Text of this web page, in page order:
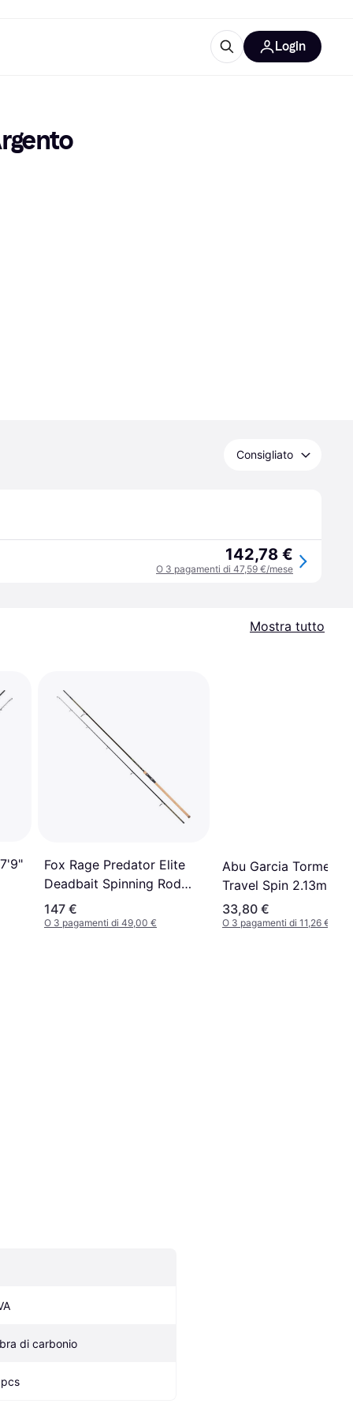
Login
Consigliato
142,78 €
O 3 pagamenti di 47,59 €/mese
Mostra tutto
Fox Rage Predator Elite
Deadbait Spinning Rod
Oro
147 €
O 3 pagamenti di 49,00 €
Abu Garcia
Travel Spin 2.13m 3
33,80 €
O 3 pagamenti di 11,26 €
di carbonio